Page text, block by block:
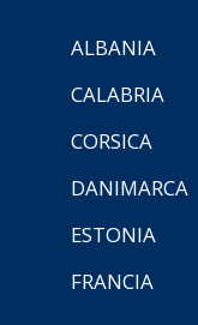
ALBANIA
CALABRIA
CORSICA
DANIMARCA
ESTONIA
FRANCIA